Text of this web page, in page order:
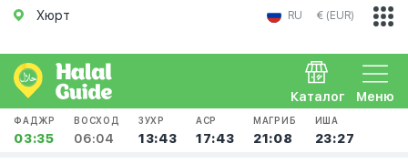
Хюрт RU € (EUR)
Меню
Каталог
ФАДЖР
03:35
ВОСХОД
06:04
ЗУХР
13:43
АСР
17:43
МАГРИБ
21:08
ИША
23:27